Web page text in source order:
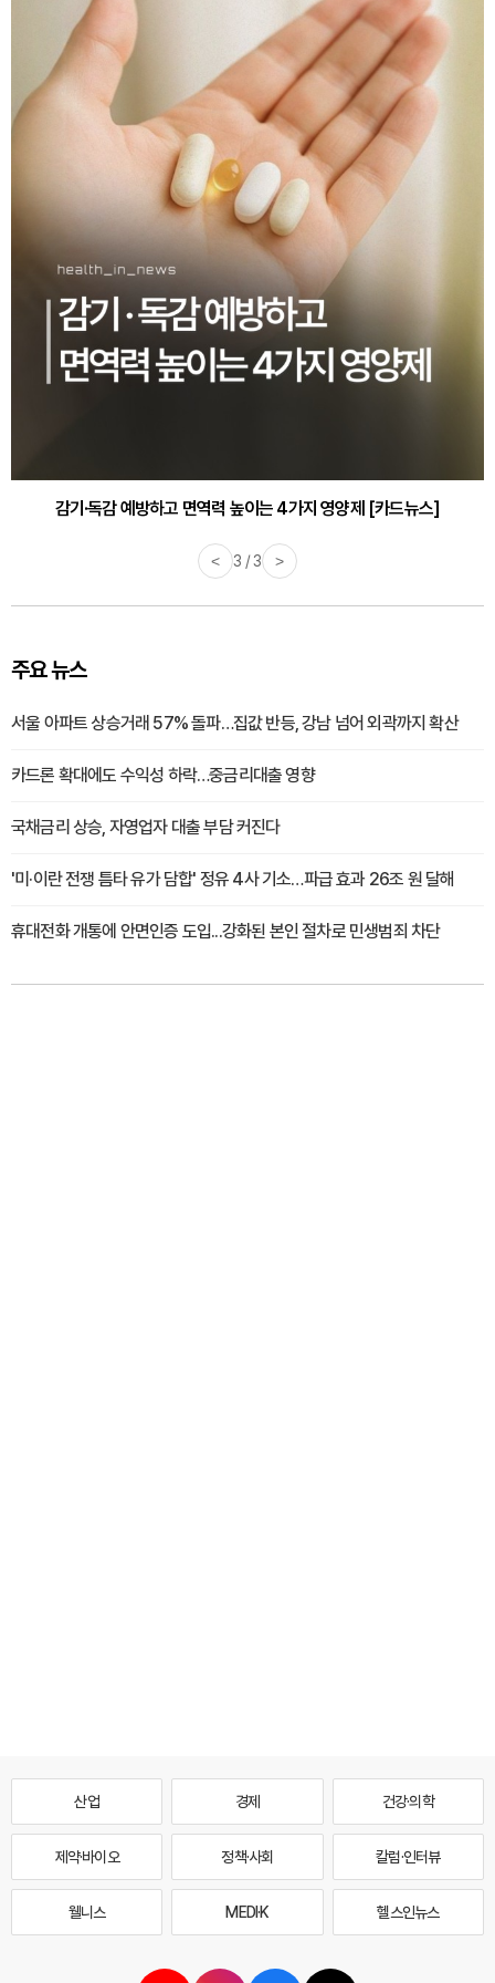
바쁜 아침, 공복에 먹기 좋은 과일 4가지 [카드뉴스]
감기·독감 예방하고 면역력 높이는 4가지 영양제 [카드뉴스]
< 3 / 3 >
주요 뉴스
서울 아파트 상승거래 57% 돌파…집값 반등, 강남 넘어 외곽까지 확산
카드론 확대에도 수익성 하락…중금리대출 영향
국채금리 상승, 자영업자 대출 부담 커진다
'미·이란 전쟁 틈타 유가 담합' 정유 4사 기소…파급 효과 26조 원 달해
휴대전화 개통에 안면인증 도입...강화된 본인 절차로 민생범죄 차단
산업 경제 건강·의학
제약·바이오 정책·사회 칼럼·인터뷰
웰니스 MEDI·K 헬스인뉴스